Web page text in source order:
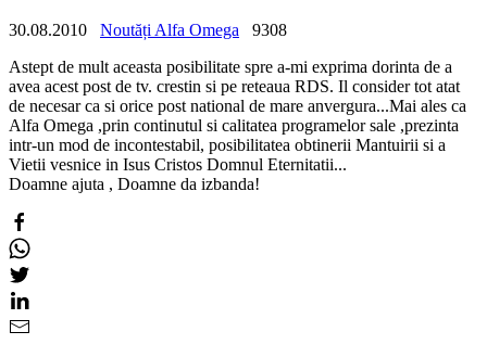
30.08.2010 Noutăți Alfa Omega
9308
Astept de mult aceasta posibilitate spre a-mi exprima dorinta de a
avea acest post de tv. crestin si pe reteaua RDS. Il consider tot atat
de necesar ca si orice post national de mare anvergura...Mai ales ca
Alfa Omega ,prin continutul si calitatea programelor sale ,prezinta
intr-un mod de incontestabil, posibilitatea obtinerii Mantuirii si a
Vietii vesnice in Isus Cristos Domnul Eternitatii...
Doamne ajuta , Doamne da izbanda!